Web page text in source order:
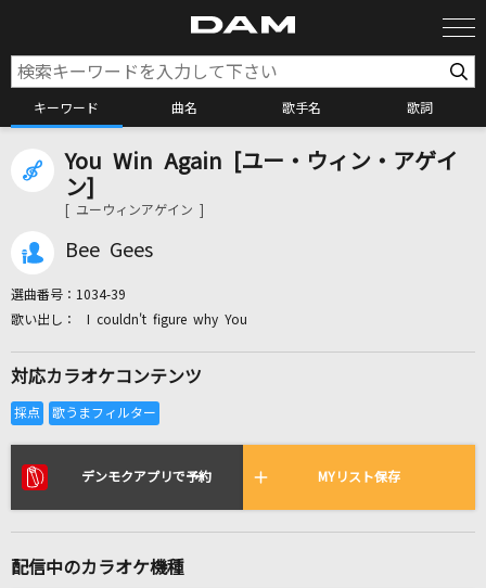
キーワード 曲名 歌手名 歌詞
カラオケ検索
カラオケリクエスト
リアルタイムで歌われている曲の一覧
コイスルオトメ
[生音]あばよ さよなら
You Win Again [ユー・ウィン・アゲイ
ン]
[ ユーウィンアゲイン ]
Bee Gees
選曲番号： 1034-39
I couldn't figure why You
対応カラオケコンテンツ
デンモクアプリで予約 MYリスト保存
配信中のカラオケ機種